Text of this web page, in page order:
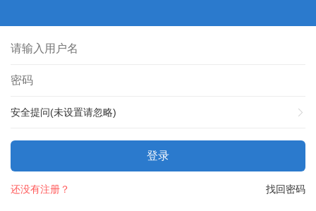
安全提问(未设置请忽略)
登录
找回密码
还没有注册？